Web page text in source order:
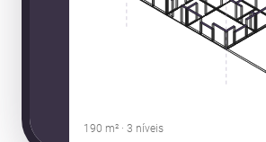
190 m² · 3 níveis